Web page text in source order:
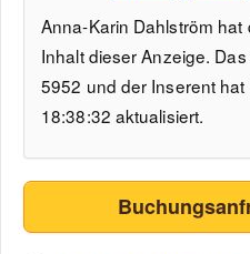
Anna-Karin Dahlström
Inhalt dieser Anzeige.
5952 und der Inserent
18:38:32 aktualisiert.